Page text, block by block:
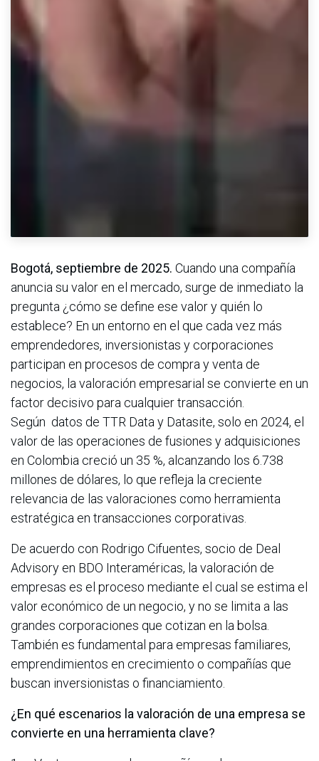
Bogotá, septiembre de 2025. Cuando una compañía
anuncia su valor en el mercado, surge de inmediato la
pregunta ¿cómo se define ese valor y quién lo
establece? En un entorno en el que cada vez más
emprendedores, inversionistas y corporaciones
participan en procesos de compra y venta de
negocios, la valoración empresarial se convierte en un
factor decisivo para cualquier transacción.
Según datos de TTR Data y Datasite, solo en 2024, el
valor de las operaciones de fusiones y adquisiciones
en Colombia creció un 35 %, alcanzando los 6.738
millones de dólares, lo que refleja la creciente
relevancia de las valoraciones como herramienta
estratégica en transacciones corporativas.
De acuerdo con Rodrigo Cifuentes, socio de Deal
Advisory en BDO Interaméricas, la valoración de
empresas es el proceso mediante el cual se estima el
valor económico de un negocio, y no se limita a las
grandes corporaciones que cotizan en la bolsa.
También es fundamental para empresas familiares,
emprendimientos en crecimiento o compañías que
buscan inversionistas o financiamiento.
¿En qué escenarios la valoración de una empresa se
convierte en una herramienta clave?